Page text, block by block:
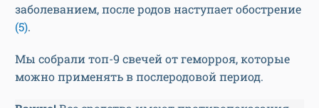
заболеванием, после родов наступает обострение
(5).
Мы собрали топ-9 свечей от геморроя, которые
можно применять в послеродовой период.